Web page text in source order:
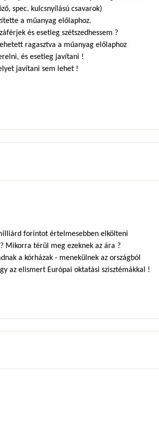
spec. kulcsnyílású csavarok)
a műanyag előlaphoz.
és esetleg szétszedhessem ?
ragasztva a műanyag előlaphoz
és esetleg javítani !
javítani sem lehet !
forintot értelmesebben elkölteni
Mikorra térül meg ezeknek az ára ?
a kórházak - menekülnek az országból
az elismert Európai oktatási szisztémákkal !